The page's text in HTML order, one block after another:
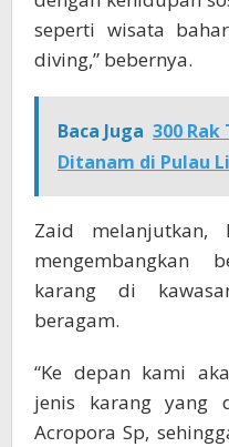
seperti wisata
diving,” bebernya.
Baca Juga 300
Ditanam di Pulau
Zaid melanjutkan,
mengembangkan
karang di
beragam.
“Ke depan kami
jenis karang yang
Acropora Sp,